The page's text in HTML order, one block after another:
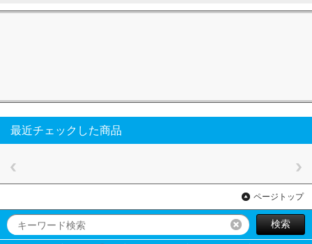
最近チェックした商品
ページトップ
リセット検索